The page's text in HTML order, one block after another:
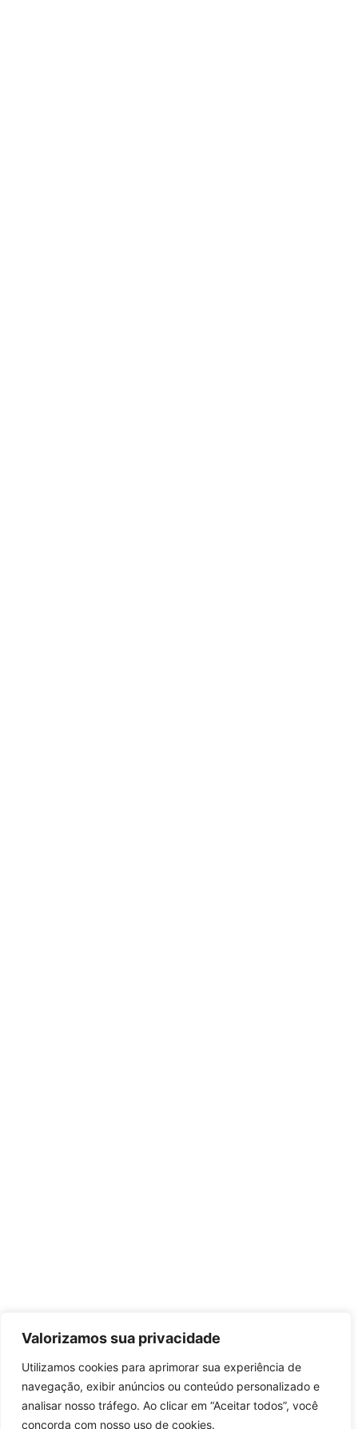
Valorizamos sua privacidade
Utilizamos cookies para aprimorar sua experiência de
navegação, exibir anúncios ou conteúdo personalizado e
analisar nosso tráfego. Ao clicar em “Aceitar todos”, você
concorda com nosso uso de cookies.